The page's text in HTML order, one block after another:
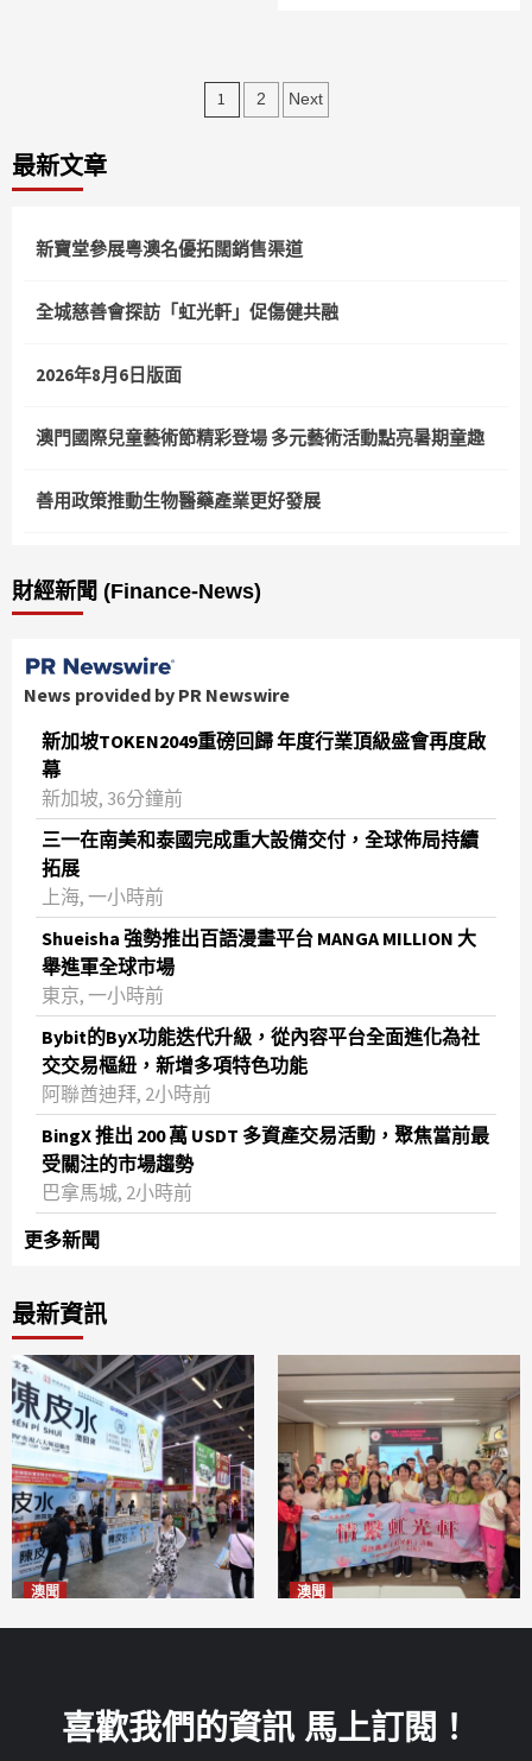
文
1 2 Next
最新文章
新寶堂參展粵澳名優拓闊銷售渠道
全城慈善會探訪「虹光軒」促傷健共融
2026年8月6日版面
澳門國際兒童藝術節精彩登場 多元藝術活動點亮暑期童趣
善用政策推動生物醫藥產業更好發展
財經新聞 (Finance-News)
News provided by PR Newswire
新加坡TOKEN2049重磅回歸 年度行業頂級盛會再度啟
幕
新加坡, 36分鐘前
三一在南美和泰國完成重大設備交付，全球佈局持續
拓展
上海, 一小時前
Shueisha 強勢推出百語漫畫平台 MANGA MILLION 大
舉進軍全球市場
東京, 一小時前
Bybit的ByX功能迭代升級，從內容平台全面進化為社
交交易樞紐，新增多項特色功能
阿聯酋迪拜, 2小時前
BingX 推出 200 萬 USDT 多資產交易活動，聚焦當前最
受關注的市場趨勢
巴拿馬城, 2小時前
更多新聞
最新資訊
澳聞 澳聞
喜歡我們的資訊 馬上訂閱！